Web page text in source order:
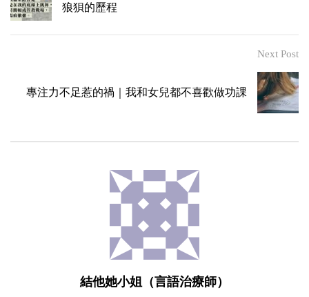
狼狽的歷程
Next Post
專注力不足惹的禍｜我和女兒都不喜歡做功課
結他她小姐（言語治療師）